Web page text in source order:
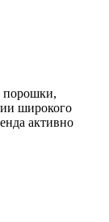
порошки,
широкого
активно